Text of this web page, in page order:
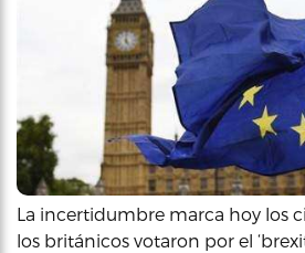
La incertidumbre marca hoy los
los británicos votaron por el